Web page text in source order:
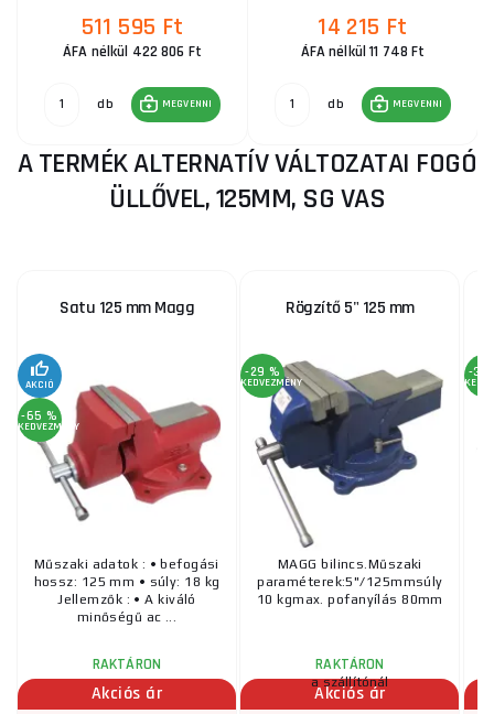
511 595 Ft
ÁFA nélkül 422 806 Ft
db MEGVENNI
14 215 Ft
ÁFA nélkül 11 748 Ft
db MEGVENNI
A TERMÉK ALTERNATÍV VÁLTOZATAI FOGÓ
ÜLLŐVEL, 125MM, SG VAS
Satu 125 mm Magg
AKCIÓ
-65 %
KEDVEZMÉNY
Műszaki adatok : • befogási
hossz: 125 mm • súly: 18 kg
Jellemzők : • A kiváló
minőségű ac ...
RAKTÁRON
Akciós ár
Rögzítő 5" 125 mm
-29 %
KEDVEZMÉNY
MAGG bilincs.Műszaki
paraméterek:5"/125mmsúly
10 kgmax. pofanyílás 80mm
RAKTÁRON
a szállítónál
Akciós ár
-37